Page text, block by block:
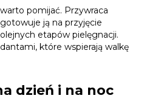
pomijać. Przywraca
ją na przyjęcie
etapów pielęgnacji.
które wspierają walkę
dzień i na noc